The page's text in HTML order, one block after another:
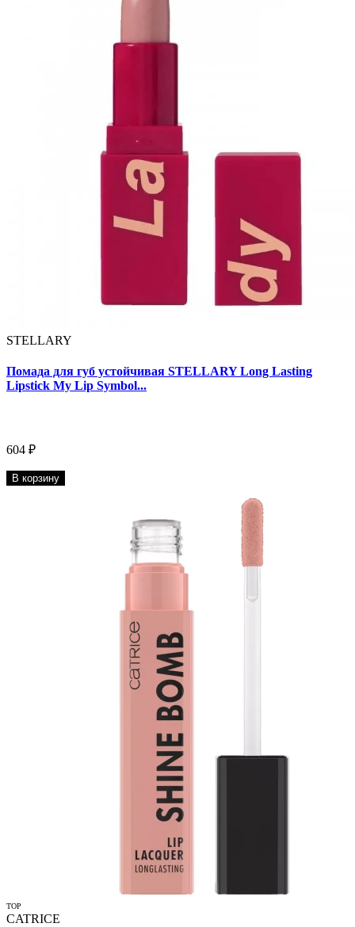
STELLARY
Помада для губ устойчивая STELLARY Long Lasting
Lipstick My Lip Symbol...
604 ₽
В корзину
TOP
CATRICE